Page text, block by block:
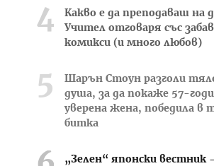
Какво е да преподаваш на
Учител отговаря със
комикси (и много любов)
Шарън Стоун разголи
душа, за да покаже 57-
уверена жена, победила в
битка
„Зелен“ японски вестник